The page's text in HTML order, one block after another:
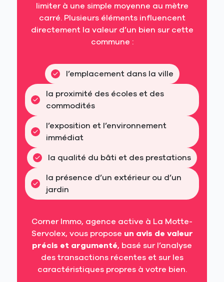
limiter à une simple moyenne au mètre
carré. Plusieurs éléments influencent
directement la valeur d’un bien sur cette
commune :
l’emplacement dans la ville
la proximité des écoles et des
commodités
l’exposition et l’environnement
immédiat
la qualité du bâti et des prestations
la présence d’un extérieur ou d’un
jardin
Corner Immo, agence active à La Motte-
Servolex, vous propose un avis de valeur
précis et argumenté, basé sur l’analyse
des transactions récentes et sur les
caractéristiques propres à votre bien.